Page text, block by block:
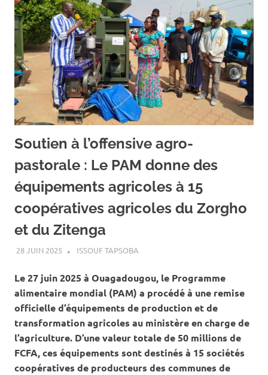
Soutien à l’offensive agro-
pastorale : Le PAM donne des
équipements agricoles à 15
coopératives agricoles du Zorgho
et du Zitenga
28 JUIN 2025 ISSOUF TAPSOBA
Le 27 juin 2025 à Ouagadougou, le Programme
alimentaire mondial (PAM) a procédé à une remise
officielle d’équipements de production et de
transformation agricoles au ministère en charge de
l’agriculture. D’une valeur totale de 50 millions de
FCFA, ces équipements sont destinés à 15 sociétés
coopératives de producteurs des communes de